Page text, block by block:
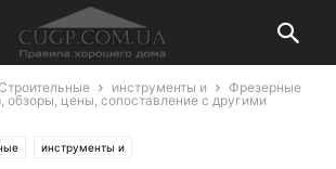
инструменты и
Фрезерные
обзоры, цены, сопоставление с другими
инструменты и